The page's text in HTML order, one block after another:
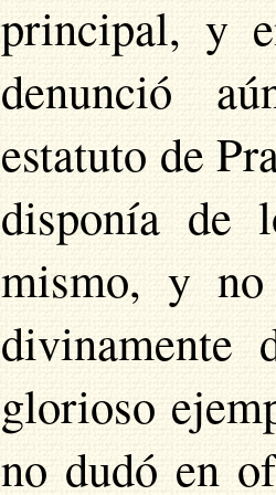
principal, y
denunció
estatuto de
disponía de
mismo, y
divinamente
glorioso
no dudó en